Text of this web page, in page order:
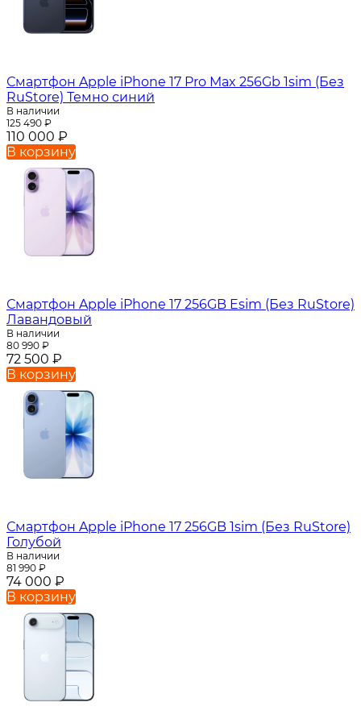
Смартфон Apple iPhone 17 Pro Max 256Gb 1sim (Без
RuStore) Темно синий
В наличии
125 490 ₽
110 000 ₽
В корзину
Смартфон Apple iPhone 17 256GB Esim (Без RuStore)
Лавандовый
В наличии
80 990 ₽
72 500 ₽
В корзину
Смартфон Apple iPhone 17 256GB 1sim (Без RuStore)
Голубой
В наличии
81 990 ₽
74 000 ₽
В корзину